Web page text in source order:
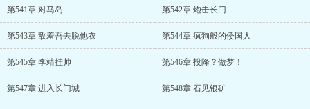
第541章 对马岛 第542章 炮击长门
第543章 敌羞吾去脱他衣 第544章 疯狗般的倭国人
第545章 李靖挂帅 第546章 投降？做梦！
第547章 进入长门城 第548章 石见银矿